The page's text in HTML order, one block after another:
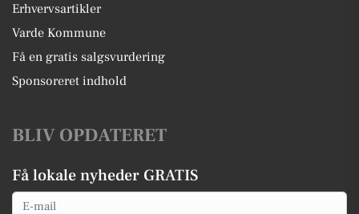
Erhvervsartikler
Varde Kommune
Få en gratis salgsvurdering
Sponsoreret indhold
BLIV OPDATERET
Få lokale nyheder GRATIS
Email